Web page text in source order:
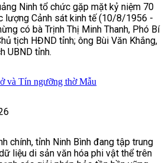
Ninh tổ chức gặp mặt kỷ niệm 70
lượng Cảnh sát kinh tế (10/8/1956 -
có bà Trịnh Thị Minh Thanh, Phó Bí
tịch HĐND tỉnh; ông Bùi Văn Khắng,
UBND tỉnh.
và Tín ngưỡng thờ Mẫu
chính, tỉnh Ninh Bình đang tập trung
liệu di sản văn hóa phi vật thể trên